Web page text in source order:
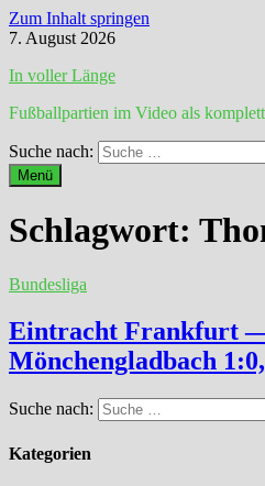
Zum Inhalt springen
7. August 2026
In voller Länge
Fußballpartien im Video als
Suche nach:
Menü
Schlagwort:
Bundesliga
Eintracht Frankfurt
Mönchengladbach
Suche nach:
Kategorien